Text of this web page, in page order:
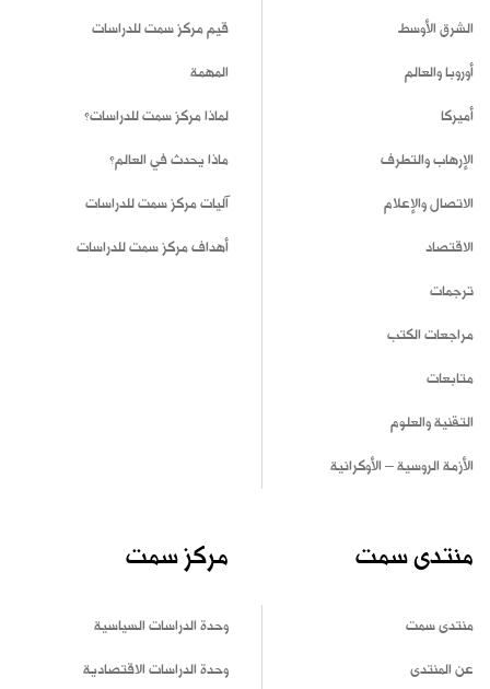
الشرق الأوسط
أوروبا والعالم
أميركا
الإرهاب والتطرف
الاتصال والإعلام
الاقتصاد
ترجمات
مراجعات الكتب
متابعات
التقنية والعلوم
الأزمة الروسية – الأوكرانية
قيم مركز سمت للدراسات
المهمة
لماذا مركز سمت للدراسات؟
ماذا يحدث في العالم؟
آليات مركز سمت للدراسات
أهداف مركز سمت للدراسات
منتدى سمت
منتدى سمت
عن المنتدى
مركز سمت
وحدة الدراسات السياسية
وحدة الدراسات الاقتصادية